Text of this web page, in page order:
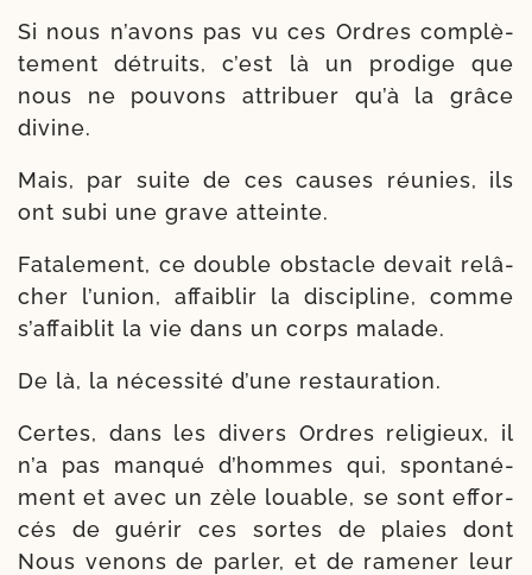
Si nous n’a­vons pas vu ces Ordres com­plè­
te­ment détruits, c’est là un pro­dige que
nous ne pou­vons attri­buer qu’à la grâce
divine.
Mais, par suite de ces causes réunies, ils
ont subi une grave atteinte.
Fatalement, ce double obs­tacle devait relâ­
cher l’u­nion, affai­blir la dis­ci­pline, comme
s’affaiblit la vie dans un corps malade.
De là, la néces­si­té d’une restauration.
Certes, dans les divers Ordres reli­gieux, il
n’a pas man­qué d’hommes qui, spon­ta­né­
ment et avec un zèle louable, se sont effor­
cés de gué­rir ces sortes de plaies dont
Nous venons de par­ler, et de rame­ner leur